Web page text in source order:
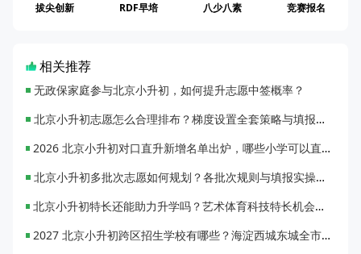
拔尖创新 RDF早培 八少八素 竞赛报名
相关推荐
无政保家庭参与北京小升初，如何提升志愿中签概率？
北京小升初志愿怎么合理排布？梯度设置全套策略与填报避坑指南
2026 北京小升初对口直升新增名单出炉，哪些小学可以直升优质初中？
北京小升初多批次志愿如何规划？各批次规则与填报实操指南
北京小升初特长还能助力升学吗？艺术体育科技特长机会与误区全面解析
2027 北京小升初跨区招生学校有哪些？海淀西城东城全市招生校完整汇总